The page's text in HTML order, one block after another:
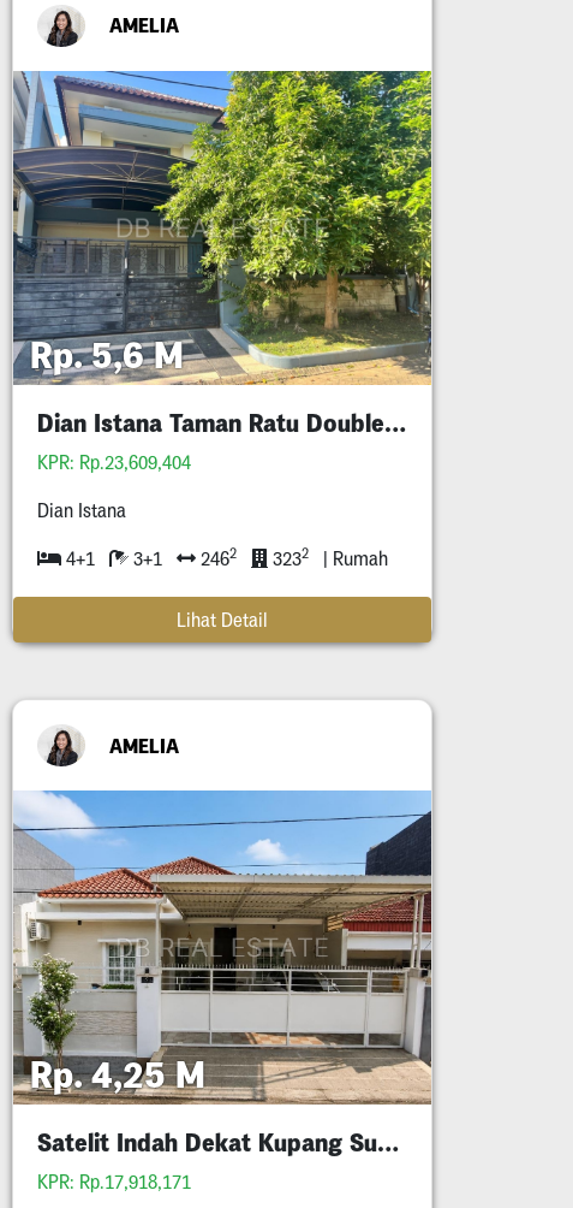
AMELIA
Rp. 5,6 M
Dian Istana Taman Ratu Double Way
KPR: Rp.23,609,404
Dian Istana
4+1 3+1 2462 3232 | Rumah
Lihat Detail
AMELIA
Rp. 4,25 M
Satelit Indah Dekat Kupang Sukomanunggal
KPR: Rp.17,918,171